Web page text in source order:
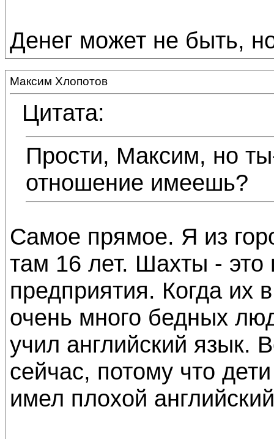
Денег может не быть,
Максим Хлопотов
Цитата:
Прости, Максим, но
отношение имеешь?
Самое прямое. Я из
там 16 лет. Шахты -
предприятия. Когда их
очень много бедных
учил английский язык.
сейчас, потому что
имел плохой